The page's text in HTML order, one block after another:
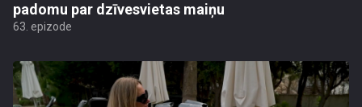
padomu par dzīvesvietas maiņu
63. epizode